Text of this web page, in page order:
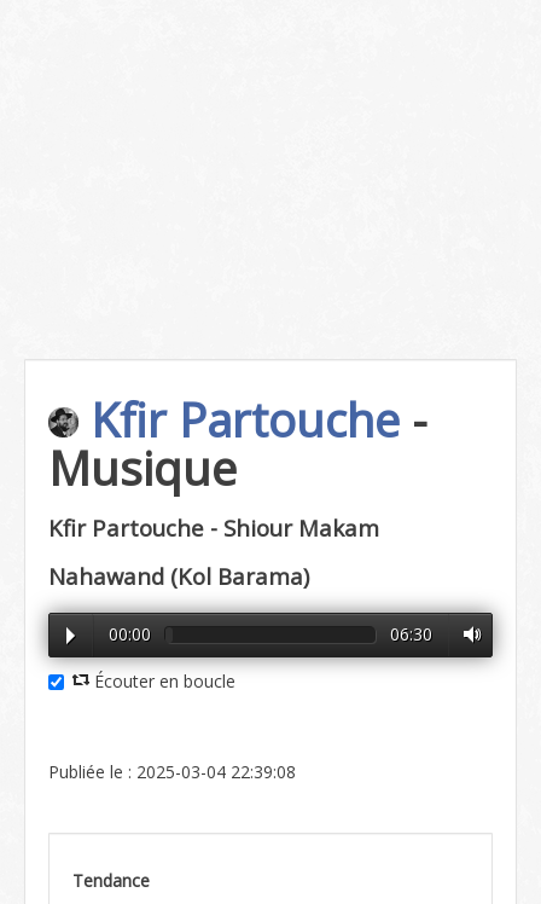
Kfir Partouche -
Musique
Kfir Partouche - Shiour Makam
Nahawand (Kol Barama)
00:00 06:30
Écouter en boucle
Publiée le : 2025-03-04 22:39:08
Tendance